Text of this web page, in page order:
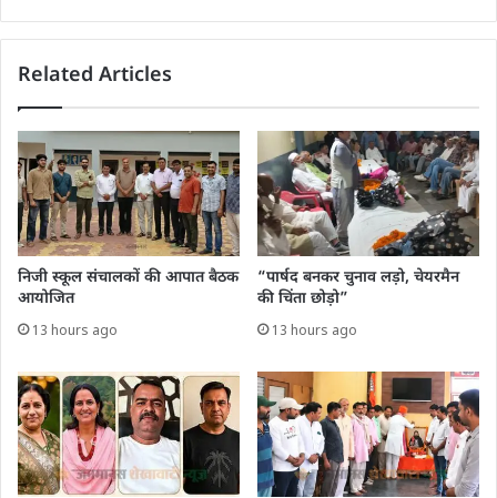
Related Articles
निजी स्कूल संचालकों की आपात बैठक
आयोजित
13 hours ago
“पार्षद बनकर चुनाव लड़ो, चेयरमैन
की चिंता छोड़ो”
13 hours ago